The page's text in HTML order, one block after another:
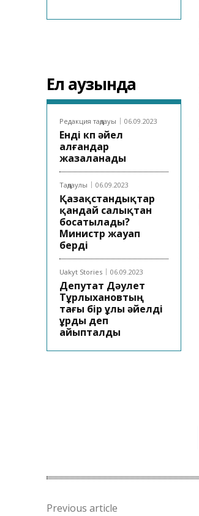
Ел аузында
Редакция таңдауы 06.09.2023
Енді көп әйел
алғандар
жазаланады
Таңдаулы 06.09.2023
Қазақстандықтар
қандай салықтан
босатылады?
Министр жауап
берді
Uakyt Stories 06.09.2023
Депутат Дәулет
Тұрлыхановтың
тағы бір ұлы әйелді
ұрды деп
айыпталды
Previous article